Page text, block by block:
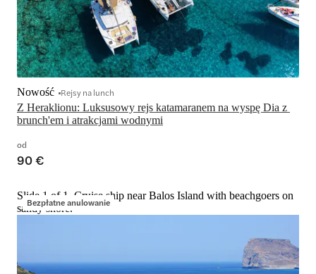
Z Heraklionu: Luksusowy rejs katamaranem na wyspę Dia z
brunch'em i atrakcjami wodnymi
Nowość Rejsy na lunch
od
90 €
Bezpłatne anulowanie
Slide 1 of 1, Cruise ship near Balos Island with beachgoers on
sandy shore.